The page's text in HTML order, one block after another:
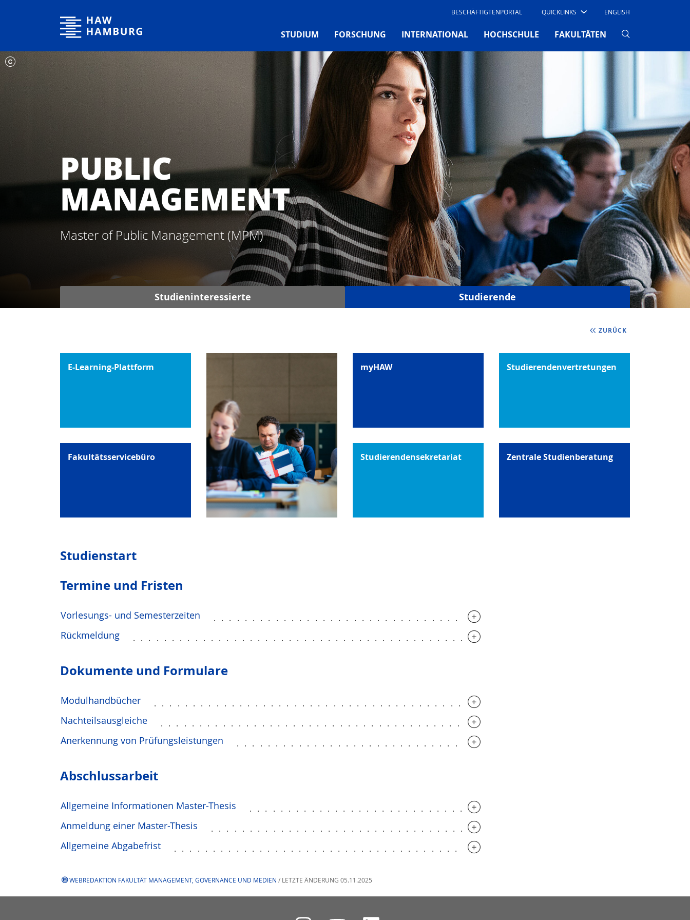
Hochschule für Angewandte Wissenschaften Hamburg BESCHÄFTIGTENPORTAL QUICKLINKS ENGLISH
STUDIUM FORSCHUNG INTERNATIONAL HOCHSCHULE FAKULTÄTEN
PUBLIC
MANAGEMENT
Master of Public Management (MPM)
Studieninteressierte Studierende
ZURÜCK
E-Learning-Plattform
Fakultätsservicebüro
myHAW
Studierendensekretariat
Studierendenvertretungen
Zentrale Studienberatung
Studienstart
Termine und Fristen
Vorlesungs- und Semesterzeiten
Rückmeldung
Dokumente und Formulare
Modulhandbücher
Nachteilsausgleiche
Anerkennung von Prüfungsleistungen
Abschlussarbeit
Allgemeine Informationen Master-Thesis
Anmeldung einer Master-Thesis
Allgemeine Abgabefrist
WEBREDAKTION FAKULTÄT MANAGEMENT, GOVERNANCE UND MEDIEN / LETZTE ÄNDERUNG 05.11.2025